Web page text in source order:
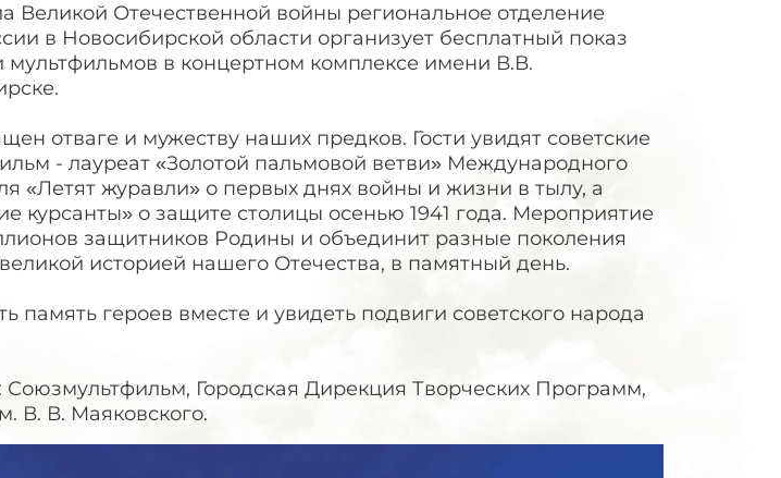
Великой Отечественной войны региональное отделение
в Новосибирской области организует бесплатный показ
мультфильмов в концертном комплексе имени В.В.
отваге и мужеству наших предков. Гости увидят советские
- лауреат «Золотой пальмовой ветви» Международного
«Летят журавли» о первых днях войны и жизни в тылу, а
курсанты» о защите столицы осенью 1941 года. Мероприятие
защитников Родины и объединит разные поколения
историей нашего Отечества, в памятный день.
память героев вместе и увидеть подвиги советского народа
Городская Дирекция Творческих Программ,
В. В. Маяковского.